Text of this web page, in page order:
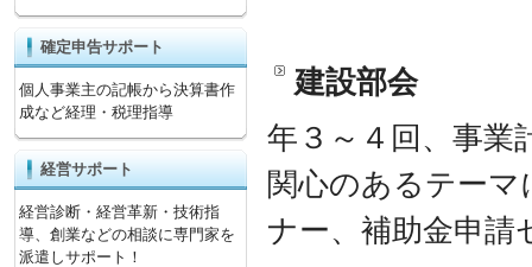
建設部会
年３～４回、事業
関心のあるテー
ナー、補助金申請
確定申告サポート
個人事業主の記帳から決算書作
成など経理・税理指導
経営サポート
経営診断・経営革新・技術指
導、創業などの相談に専門家を
派遣しサポート！